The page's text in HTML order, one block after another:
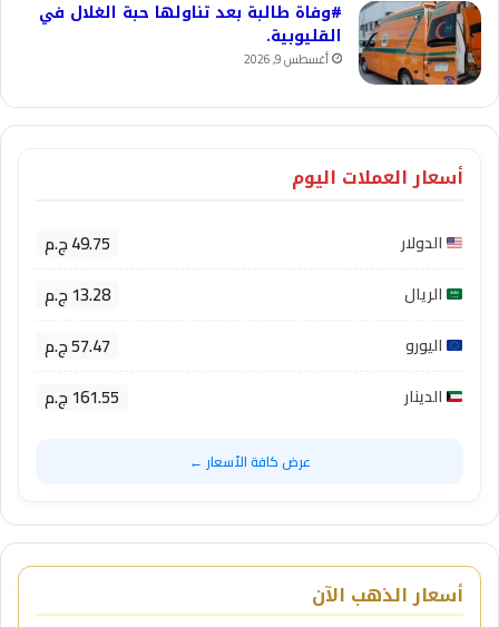
#وفاة طالبة بعد تناولها حبة الغلال في
القليوبية.
أغسطس 9, 2026
أسعار العملات اليوم
الدولار 49.75 ج.م
الريال 13.28 ج.م
اليورو 57.47 ج.م
الدينار 161.55 ج.م
عرض كافة الأسعار ←
أسعار الذهب الآن